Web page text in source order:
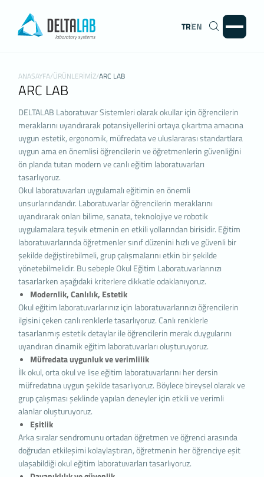
TREN
ANASAYFA/ÜRÜNLERİMİZ/ARC LAB
ARC LAB
DELTALAB Laboratuvar Sistemleri olarak okullar için öğrencilerin
meraklarını uyandırarak potansiyellerini ortaya çıkartma amacına
uygun estetik, ergonomik, müfredata ve uluslararası standartlara
uygun ama en önemlisi öğrencilerin ve öğretmenlerin güvenliğini
ön planda tutan modern ve canlı eğitim laboratuvarları
tasarlıyoruz.
Okul laboratuvarları uygulamalı eğitimin en önemli
unsurlarındandır. Laboratuvarlar öğrencilerin meraklarını
uyandırarak onları bilime, sanata, teknolojiye ve robotik
uygulamalara teşvik etmenin en etkili yollarından birisidir. Eğitim
laboratuvarlarında öğretmenler sınıf düzenini hızlı ve güvenli bir
şekilde değiştirebilmeli, grup çalışmalarını etkin bir şekilde
yönetebilmelidir. Bu sebeple Okul Eğitim Laboratuvarlarınızı
tasarlarken aşağıdaki kriterlere dikkatle odaklanıyoruz.
Modernlik, Canlılık, Estetik
Okul eğitim laboratuvarlarınız için laboratuvarlarınızı öğrencilerin
ilgisini çeken canlı renklerle tasarlıyoruz. Canlı renklerle
tasarlanmış estetik detaylar ile öğrencilerin merak duygularını
uyandıran dinamik eğitim laboratuvarları oluşturuyoruz.
Müfredata uygunluk ve verimlilik
İlk okul, orta okul ve lise eğitim laboratuvarlarını her dersin
müfredatına uygun şekilde tasarlıyoruz. Böylece bireysel olarak ve
grup çalışması şeklinde yapılan deneyler için etkili ve verimli
alanlar oluşturuyoruz.
Eşitlik
Arka sıralar sendromunu ortadan öğretmen ve öğrenci arasında
doğrudan etkileşimi kolaylaştıran, öğretmenin her öğrenciye eşit
ulaşabildiği okul eğitim laboratuvarları tasarlıyoruz.
KİŞİSEL VERİLERİN
İNTERNET SİTESİ ÇEREZ POLİTİKASI
Kişisel verileriniz; veri sorumlusu olarak Firma Adı
(www.deltalab.com) internet sitesini ziyaret
edenlerin gizliliğini korumak Kurumumuzun önde
gelen ilkelerindendir. Bu Çerez Kullanımı Politikası
(“KVKK”), tüm web sitesi ziyaretçilerimize ve
kullanıcılarımıza hangi tür çerezlerin hangi
koşullarda kullanıldığını açıklamaktadır.
Çerezler, bilgisayarınız ya da mobil cihazınız
üzerinden ziyaret ettiğiniz internet siteleri
tarafından cihazınıza veya ağ sunucusuna
depolanan küçük metin dosyalarıdır.
Genellikle ziyaret ettiğiniz internet sitesini
kullanmanız sırasında size kişiselleştirilmiş bir
deneyim sunmak, sunulan hizmetleri geliştirmek
ve deneyiminizi iyileştirmek için kullanılır ve bir
internet sitesinde gezinirken kullanım kolaylığına
katkıda bulunabilir. Çerez kullanılmasını tercih
etmezseniz tarayıcınızın ayarlarından Çerezleri
silebilir ya da engelleyebilirsiniz. Ancak bunun
internet sitemizi kullanımınızı etkileyebileceğini
hatırlatmak isteriz. Tarayıcınızdan Çerez
ayarlarınızı değiştirmediğiniz sürece bu sitede
çerez kullanımını kabul ettiğinizi varsayacağız.
1. ÇEREZLERDE HANGİ TÜR VERİLER
İŞLENİR?
İnternet sitelerinde yer alan çerezlerde, türüne
bağlı olarak, siteyi ziyaret ettiğiniz cihazdaki
tarama ve kullanım tercihlerinize ilişkin veriler
toplanmaktadır. Bu veriler, eriştiğiniz sayfalar,